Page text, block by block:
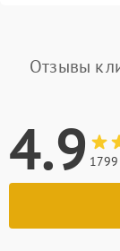
Отзывы
4.9